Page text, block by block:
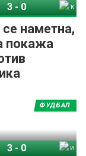
се наметна,
покажа
3 - 0
ФУДБАЛ
3-0